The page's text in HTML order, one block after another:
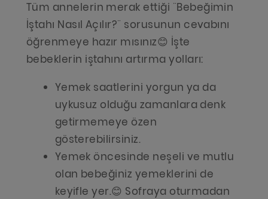
Tüm annelerin merak ettiği ¨Bebeğimin
İştahı Nasıl Açılır?¨ sorusunun cevabını
öğrenmeye hazır mısınız😊 İşte
bebeklerin iştahını artırma yolları:
Yemek saatlerini yorgun ya da
uykusuz olduğu zamanlara denk
getirmemeye özen
gösterebilirsiniz.
Yemek öncesinde neşeli ve mutlu
olan bebeğiniz yemeklerini de
keyifle yer.😊 Sofraya oturmadan